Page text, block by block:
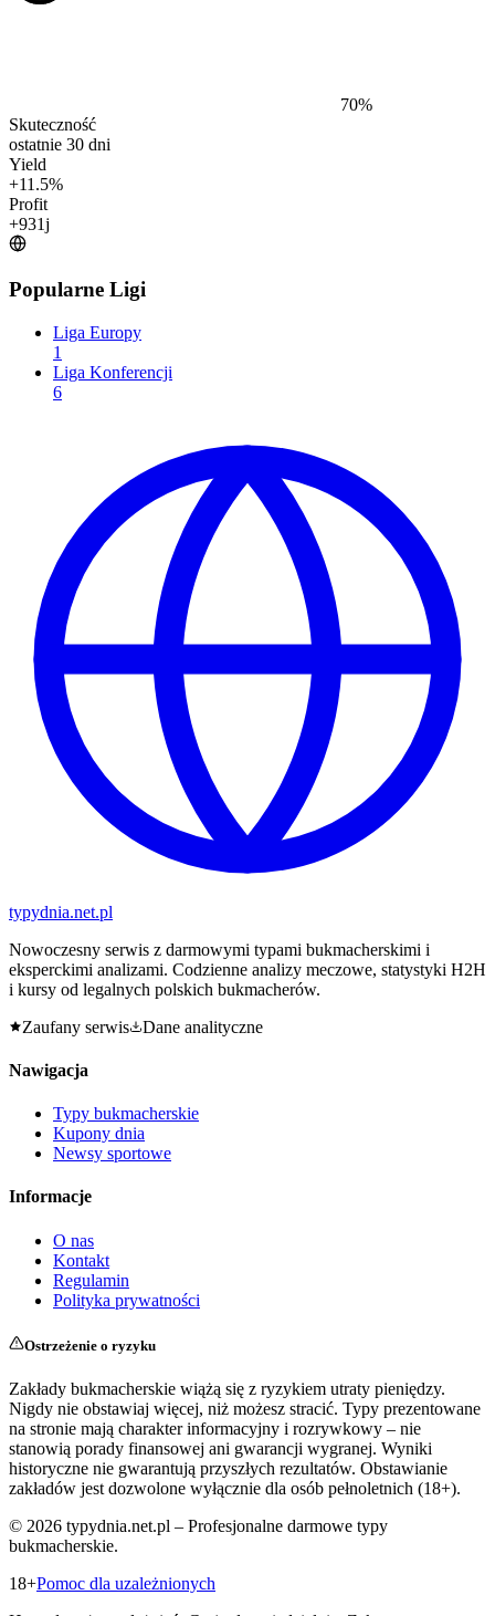
70%
Skuteczność
ostatnie 30 dni
Yield
+11.5%
Profit
+931j
Popularne Ligi
Liga Europy
1
Liga Konferencji
6
typydnia.net.pl
Nowoczesny serwis z darmowymi typami bukmacherskimi i
eksperckimi analizami. Codzienne analizy meczowe, statystyki H2H
i kursy od legalnych polskich bukmacherów.
Zaufany serwis
Dane analityczne
Nawigacja
Typy bukmacherskie
Kupony dnia
Newsy sportowe
Informacje
O nas
Kontakt
Regulamin
Polityka prywatności
Ostrzeżenie o ryzyku
Zakłady bukmacherskie wiążą się z ryzykiem utraty pieniędzy.
Nigdy nie obstawiaj więcej, niż możesz stracić. Typy prezentowane
na stronie mają charakter informacyjny i rozrywkowy – nie
stanowią porady finansowej ani gwarancji wygranej. Wyniki
historyczne nie gwarantują przyszłych rezultatów. Obstawianie
zakładów jest dozwolone wyłącznie dla osób pełnoletnich (18+).
© 2026 typydnia.net.pl – Profesjonalne darmowe typy
bukmacherskie.
18+Pomoc dla uzależnionych